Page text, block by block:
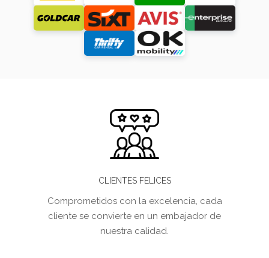
CLIENTES FELICES
Comprometidos con la excelencia, cada
cliente se convierte en un embajador de
nuestra calidad.